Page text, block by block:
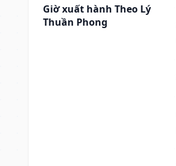
Giờ xuất hành Theo Lý
Thuần Phong